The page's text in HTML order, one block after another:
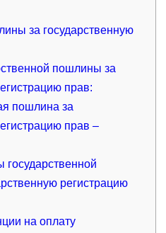
за государственную
пошлины за
прав:
пошлина за
прав –
государственной
регистрацию
на оплату